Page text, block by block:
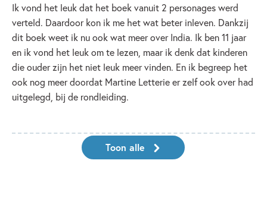
Ik vond het leuk dat het boek vanuit 2 personages werd
verteld. Daardoor kon ik me het wat beter inleven. Dankzij
dit boek weet ik nu ook wat meer over India. Ik ben 11 jaar
en ik vond het leuk om te lezen, maar ik denk dat kinderen
die ouder zijn het niet leuk meer vinden. En ik begreep het
ook nog meer doordat Martine Letterie er zelf ook over had
uitgelegd, bij de rondleiding.
Toon alle